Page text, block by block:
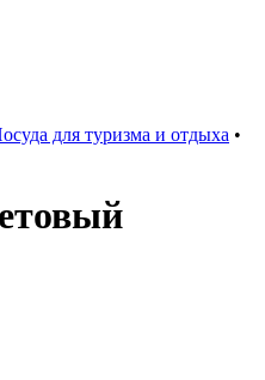
для туризма и отдыха •